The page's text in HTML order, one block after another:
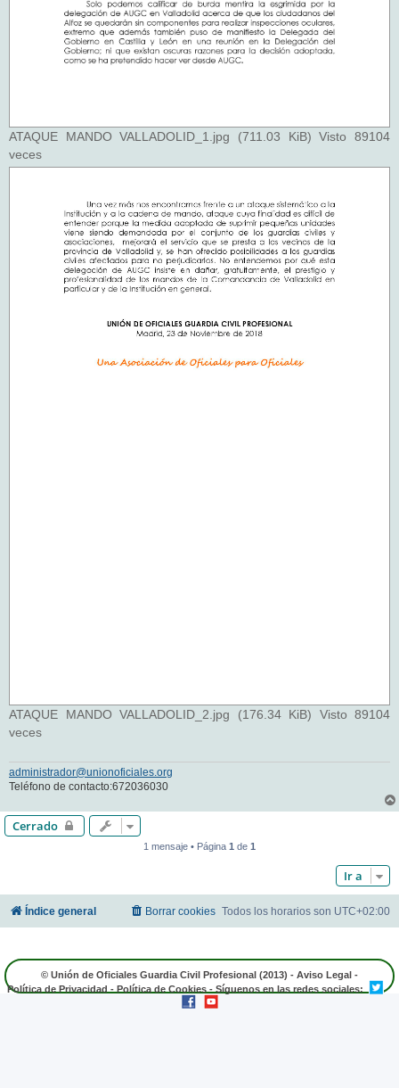
ATAQUE MANDO VALLADOLID_1.jpg (711.03 KiB) Visto 89104
veces
ATAQUE MANDO VALLADOLID_2.jpg (176.34 KiB) Visto 89104
veces
administrador@unionoficiales.org
Teléfono de contacto:672036030
Cerrado
1 mensaje • Página 1 de 1
Ir a
Índice general Todos los horarios son UTC+02:00
Borrar cookies
© Unión de Oficiales Guardia Civil Profesional (2013) - Aviso Legal -
Política de Privacidad - Política de Cookies - Síguenos en las redes sociales: